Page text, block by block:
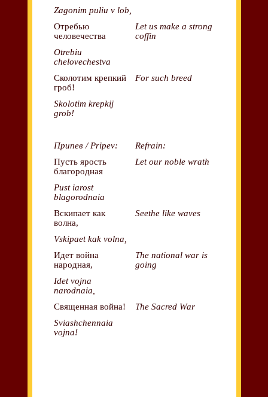
Zagonim puliu v lob,
Отребью
человечества
Let us make a strong
coffin
Otrebiu
chelovechestva
Сколотим крепкий
гроб!
For such breed
Skolotim krepkij
grob!
Припев / Pripev:
Refrain:
Пусть ярость
благородная
Let our noble wrath
Pust iarost
blagorodnaia
Вскипает как
волна,
Seethe like waves
Vskipaet kak volna,
Идет война
народная,
The national war is
going
Idet vojna
narodnaia,
Священная война!
The Sacred War
Sviashchennaia
vojna!